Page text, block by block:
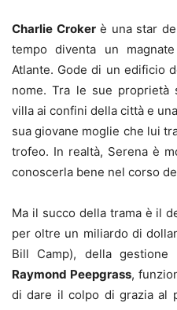
Charlie Crokerè una star
tempo diventa un
Atlante. Gode di un edificio
nome. Tra le sue proprietà
villa ai confini della città e
sua giovane moglie che lui
trofeo. In realtà, Serena è
conoscerla bene nel corso
Ma il succo della trama è il
per oltre un miliardo di
Bill Camp), della gestione
Raymond Peepgrass,
di dare il colpo di grazia al